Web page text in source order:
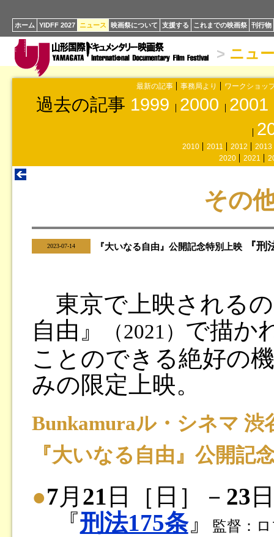
ホーム YIDFF 2027 ニュース 映画祭について 支援する これまでの映画祭 刊行物
> ニュ
最新の記事 事務局より ワークショッ
過去の記事 1999 2000 2001
2010 2011 2012
2013
2020
2021
その
2023-07-14 『大いなる自由』公開記念特別上映『刑
東京で上映される
自由』
（2021） で描か
ことのできる絶好の
みの限定上映。
Bunkamuraル・シネマ 渋
『大いなる自由』公開記
●7月 21 日［日］－ 23
『刑法175条』
監督：